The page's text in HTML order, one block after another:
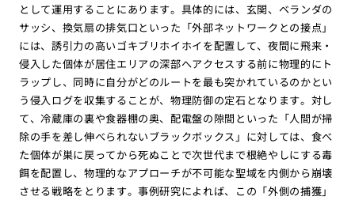
として運用することにあります。具体的には、玄関、ベランダの
サッシ、換気扇の排気口といった「外部ネットワークとの接点」
には、誘引力の高いゴキブリホイホイを配置して、夜間に飛来・
侵入した個体が居住エリアの深部へアクセスする前に物理的にト
ラップし、同時に自分がどのルートを最も突かれているのかとい
う侵入ログを収集することが、物理防御の定石となります。対し
て、冷蔵庫の裏や食器棚の奥、配電盤の隙間といった「人間が掃
除の手を差し伸べられないブラックボックス」に対しては、食べ
た個体が巣に戻ってから死ぬことで次世代まで根絶やしにする毒
餌を配置し、物理的なアプローチが不可能な聖域を内側から崩壊
させる戦略をとります。事例研究によれば、この「外側の捕獲」